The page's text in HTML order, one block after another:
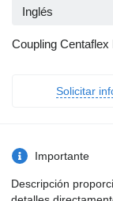
Inglés
Coupling
Solicitar
Importante
Descripción